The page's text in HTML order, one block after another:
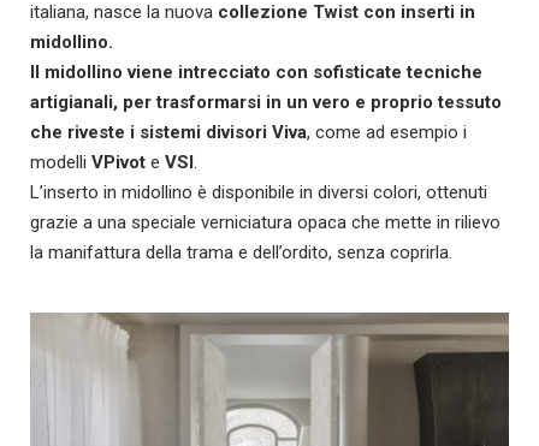
italiana, nasce la nuova collezione Twist con inserti in
midollino.
Il midollino viene intrecciato con sofisticate tecniche
artigianali, per trasformarsi in un vero e proprio tessuto
che riveste i sistemi divisori Viva, come ad esempio i
modelli VPivot e VSI.
L’inserto in midollino è disponibile in diversi colori, ottenuti
grazie a una speciale verniciatura opaca che mette in rilievo
la manifattura della trama e dell’ordito, senza coprirla.